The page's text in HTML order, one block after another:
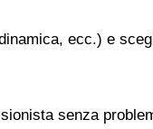
ecc.) e
senza